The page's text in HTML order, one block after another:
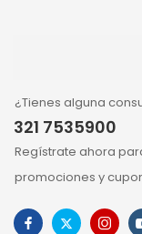
¿Tienes alguna
321 7535900
Regístrate ahora
promociones y